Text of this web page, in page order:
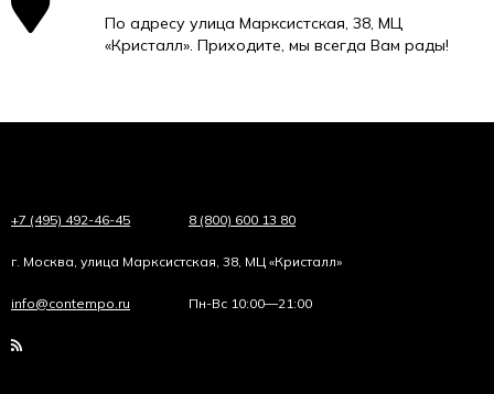
По адресу улица Марксистская, 38, МЦ
«Кристалл». Приходите, мы всегда Вам рады!
+7 (495) 492-46-45 8 (800) 600 13 80
г. Москва, улица Марксистская, 38, МЦ «Кристалл»
info@contempo.ru Пн-Вс 10:00—21:00